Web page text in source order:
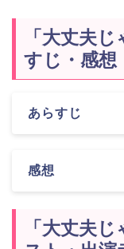
「大丈夫
すじ・感想
あらすじ
感想
「大丈夫